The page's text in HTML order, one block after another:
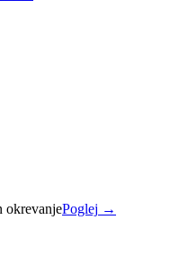
okrevanjePoglej →